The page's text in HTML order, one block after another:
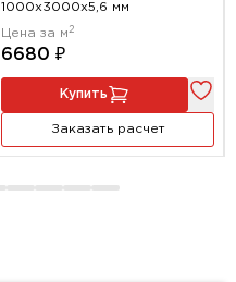
1000x3000х5,6 мм
Цена за м 2
6680 ₽
Купить
Заказать расчет